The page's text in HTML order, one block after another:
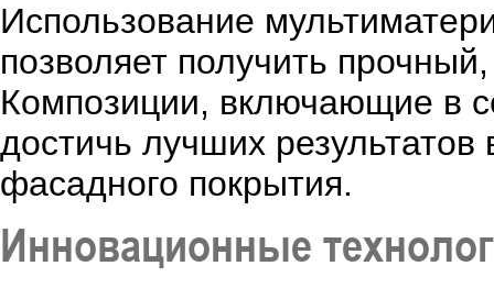
Использование
позволяет получить
Композиции, включающие в
достичь лучших результатов
фасадного покрытия.
Инновационные